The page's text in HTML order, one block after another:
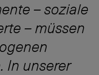
– soziale
– müssen
In unserer